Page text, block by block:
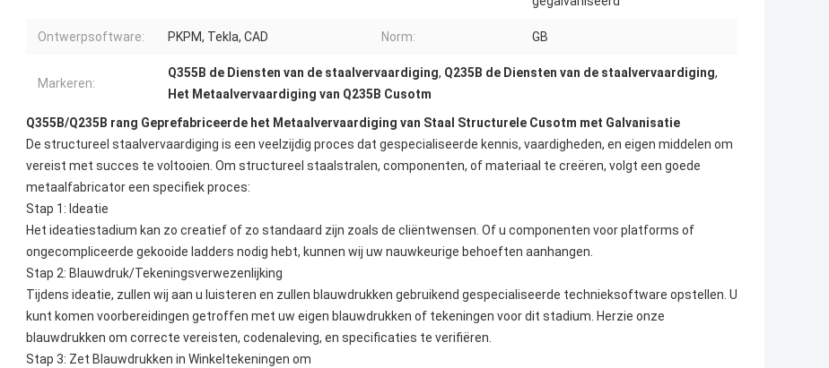
Ontwerpsoftware: PKPM, Tekla, CAD Norm: GB
Markeren:
Q355B de Diensten van de staalvervaardiging, Q235B de Diensten van de staalvervaardiging,
Het Metaalvervaardiging van Q235B Cusotm
Q355B/Q235B rang Geprefabriceerde het Metaalvervaardiging van Staal Structurele Cusotm met Galvanisatie
De structureel staalvervaardiging is een veelzijdig proces dat gespecialiseerde kennis, vaardigheden, en eigen middelen om
vereist met succes te voltooien. Om structureel staalstralen, componenten, of materiaal te creëren, volgt een goede
metaalfabricator een specifiek proces:
Stap 1: Ideatie
Het ideatiestadium kan zo creatief of zo standaard zijn zoals de cliëntwensen. Of u componenten voor platforms of
ongecompliceerde gekooide ladders nodig hebt, kunnen wij uw nauwkeurige behoeften aanhangen.
Stap 2: Blauwdruk/Tekeningsverwezenlijking
Tijdens ideatie, zullen wij aan u luisteren en zullen blauwdrukken gebruikend gespecialiseerde technieksoftware opstellen. U
kunt komen voorbereidingen getroffen met uw eigen blauwdrukken of tekeningen voor dit stadium. Herzie onze
blauwdrukken om correcte vereisten, codenaleving, en specificaties te verifiëren.
Stap 3: Zet Blauwdrukken in Winkeltekeningen om